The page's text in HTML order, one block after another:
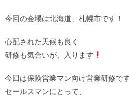
今回の会場は北海道、札幌市です！
心配された天候も良く
研修も気合いが、入ります
今回は保険営業マン向け営業研修です
セールスマンにとって、